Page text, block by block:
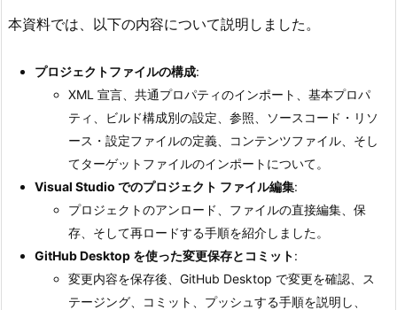
本資料では、以下の内容について説明しました。
プロジェクトファイルの構成:
XML 宣言、共通プロパティのインポート、基本プロパ
ティ、ビルド構成別の設定、参照、ソースコード・リソ
ース・設定ファイルの定義、コンテンツファイル、そし
てターゲットファイルのインポートについて。
Visual Studio でのプロジェクト ファイル編集:
プロジェクトのアンロード、ファイルの直接編集、保
存、そして再ロードする手順を紹介しました。
GitHub Desktop を使った変更保存とコミット:
変更内容を保存後、GitHub Desktop で変更を確認、ス
テージング、コミット、プッシュする手順を説明し、